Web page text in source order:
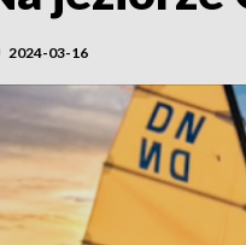
2024-03-16